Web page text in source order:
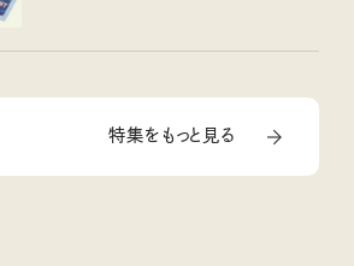
特集をもっと見る